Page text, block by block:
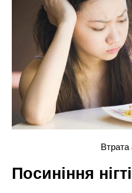
Втрата
Посиніння